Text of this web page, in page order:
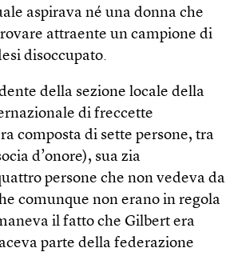
aspirava né una donna che
attraente un campione di
disoccupato.
della sezione locale della
di freccette
composta di sette persone, tra
d’onore), sua zia
persone che non vedeva da
comunque non erano in regola
il fatto che Gilbert era
parte della federazione